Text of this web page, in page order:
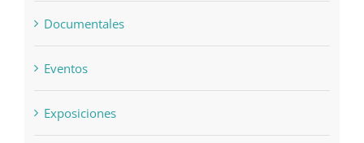
Documentales
Eventos
Exposiciones